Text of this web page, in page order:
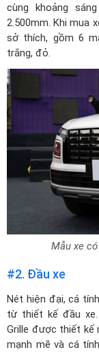
cùng khoảng
2.500mm. Khi mua
sở thích, gồm 6
trắng, đỏ.
Mẫu xe
#2. Đầu xe
Nét hiện đại, cá
từ thiết kế đầu
Grille được thiết kế
mạnh mẽ và cá